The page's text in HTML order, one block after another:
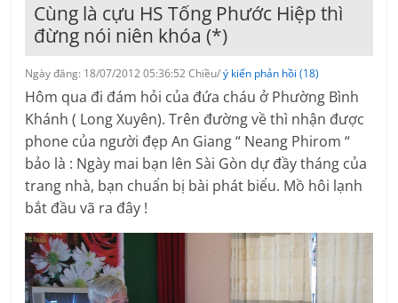
Cùng là cựu HS Tống Phước Hiệp thì
đừng nói niên khóa (*)
Ngày đăng: 18/07/2012 05:36:52 Chiều/ý kiến phản hồi (18)
Hôm qua đi đám hỏi của đứa cháu ở Phường Bình
Khánh ( Long Xuyên). Trên đường về thì nhận được
phone của người đẹp An Giang “ Neang Phirom “
bảo là : Ngày mai bạn lên Sài Gòn dự đầy tháng của
trang nhà, bạn chuẩn bị bài phát biểu. Mồ hôi lạnh
bắt đầu vã ra đây !